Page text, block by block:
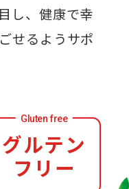
し、健康で幸
せるようサポ
Gluten free
グルテン
フリー